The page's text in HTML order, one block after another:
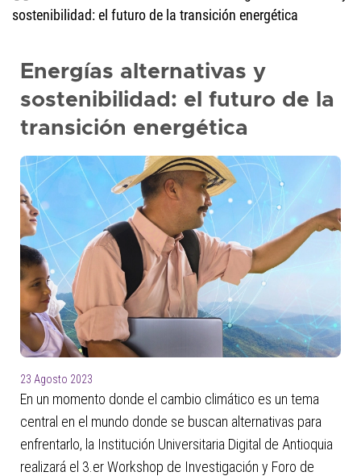
sostenibilidad: el futuro de la transición energética
Energías alternativas y
sostenibilidad: el futuro de la
transición energética
23 Agosto 2023
En un momento donde el cambio climático es un tema
central en el mundo donde se buscan alternativas para
enfrentarlo, la Institución Universitaria Digital de Antioquia
realizará el 3.er Workshop de Investigación y Foro de